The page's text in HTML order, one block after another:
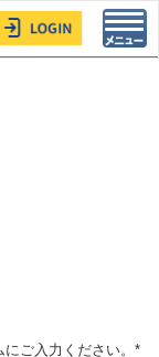
ご入力ください。*